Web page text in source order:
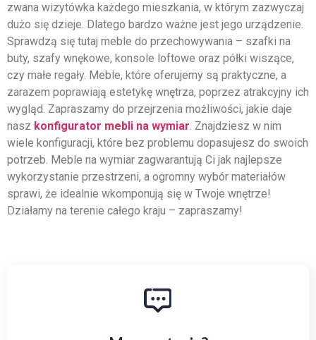
zwana wizytówka każdego mieszkania, w którym zazwyczaj
dużo się dzieje. Dlatego bardzo ważne jest jego urządzenie.
Sprawdzą się tutaj meble do przechowywania – szafki na
buty, szafy wnękowe, konsole loftowe oraz półki wiszące,
czy małe regały. Meble, które oferujemy są praktyczne, a
zarazem poprawiają estetykę wnętrza, poprzez atrakcyjny ich
wygląd. Zapraszamy do przejrzenia możliwości, jakie daje
nasz konfigurator mebli na wymiar. Znajdziesz w nim
wiele konfiguracji, które bez problemu dopasujesz do swoich
potrzeb. Meble na wymiar zagwarantują Ci jak najlepsze
wykorzystanie przestrzeni, a ogromny wybór materiałów
sprawi, że idealnie wkomponują się w Twoje wnętrze!
Działamy na terenie całego kraju – zapraszamy!